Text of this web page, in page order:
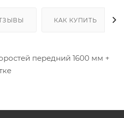
КАК КУПИТЬ
передний 1600 мм +